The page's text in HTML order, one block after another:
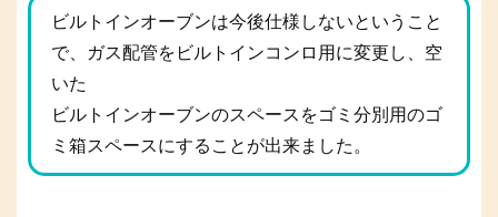
ビルトインオーブンは今後仕様しないということ
で、ガス配管をビルトインコンロ用に変更し、空
いた
ビルトインオーブンのスペースをゴミ分別用のゴ
ミ箱スペースにすることが出来ました。